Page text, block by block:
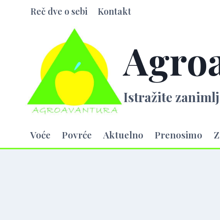
Reč dve o sebi Kontakt
Istražite
Voće Povrće Aktuelno Prenosimo